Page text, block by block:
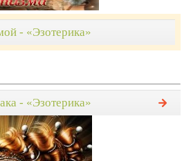
- «Эзотерика»
- «Эзотерика»